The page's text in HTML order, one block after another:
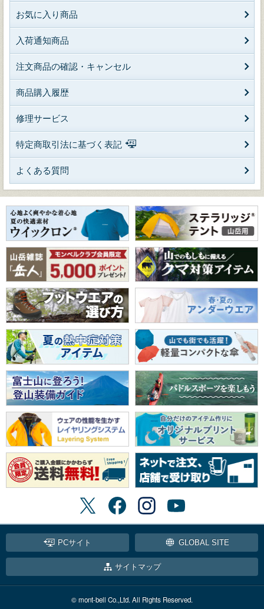
お気に入り商品
入荷通知商品
注文商品の確認・キャンセル
商品購入履歴
修理サービス
特定商取引法に基づく表記
よくある質問
PCサイト GLOBAL SITE
サイトマップ
© mont-bell Co.,Ltd. All Rights Reserved.